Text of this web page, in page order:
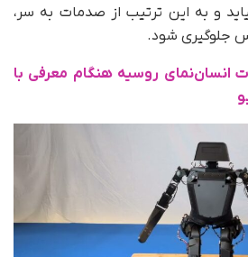
و به این ترتیب از صدمات به سر،
جلوگیری شود.
انسان‌نمای روسیه هنگام معرفی با